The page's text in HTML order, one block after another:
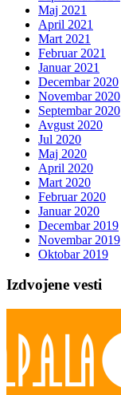
Maj 2021
April 2021
Mart 2021
Februar 2021
Januar 2021
Decembar 2020
Novembar 2020
Septembar 2020
Avgust 2020
Jul 2020
Maj 2020
April 2020
Mart 2020
Februar 2020
Januar 2020
Decembar 2019
Novembar 2019
Oktobar 2019
Izdvojene vesti